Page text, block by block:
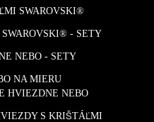
SWAROVSKI®
- SETY
NEBO - SETY
NA MIERU
HVIEZDNE NEBO
S KRIŠTÁĽMI